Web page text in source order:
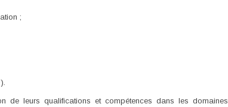
;
de leurs qualifications et compétences dans les domaines